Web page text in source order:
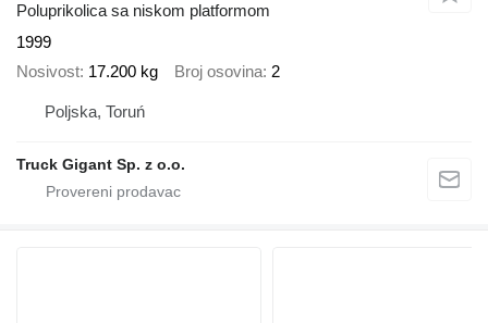
Poluprikolica sa niskom platformom
1999
Nosivost 17.200 kg Broj osovina 2
Poljska, Toruń
Truck Gigant Sp. z o.o.